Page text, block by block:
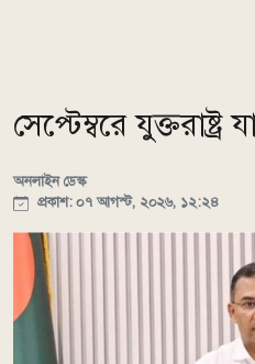
সেপ্টেম্বরে যুক্তরাষ্ট্র
অনলাইন ডেস্ক
প্রকাশ: ০৭ আগস্ট, ২০২৬, ১২:২৪